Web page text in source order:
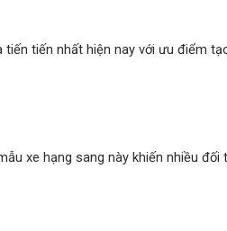
tiến nhất hiện nay với ưu điểm
xe hạng sang này khiến nhiều đối